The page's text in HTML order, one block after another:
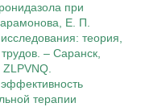
при
Е. П.
теория,
– Саранск,
терапии